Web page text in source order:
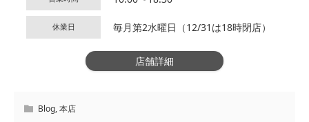
休業日 毎月第2水曜日（12/31は18時閉店）
店舗詳細
Blog,本店